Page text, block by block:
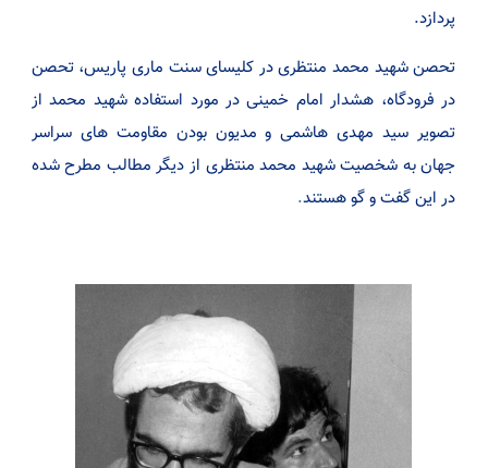
پردازد.
تحصن شهید محمد منتظری در کلیسای سنت ماری پاریس، تحصن
در فرودگاه، هشدار امام خمینی در مورد استفاده شهید محمد از
تصویر سید مهدی هاشمی و مدیون بودن مقاومت های سراسر
جهان به شخصیت شهید محمد منتظری از دیگر مطالب مطرح شده
در این گفت و گو هستند.